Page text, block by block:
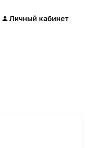
Личный кабинет